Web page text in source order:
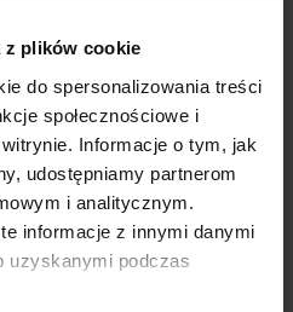
z plików cookie
do spersonalizowania treści
społecznościowe i
Informacje o tym, jak
udostępniamy partnerom
i analitycznym.
informacje z innymi danymi
uzyskanymi podczas